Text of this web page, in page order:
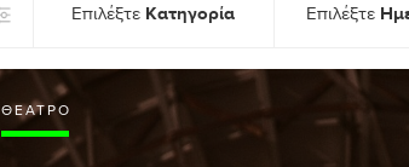
Επιλέξτε Κατηγορία Επιλέξτε
ΘΈΑΤΡΟ